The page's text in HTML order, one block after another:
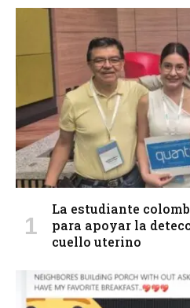
La estudiante
para apoyar la
cuello uterino